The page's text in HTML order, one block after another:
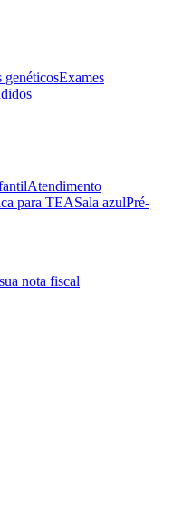
genéticosExames
Atendimento
para TEASala azulPré-
nota fiscal